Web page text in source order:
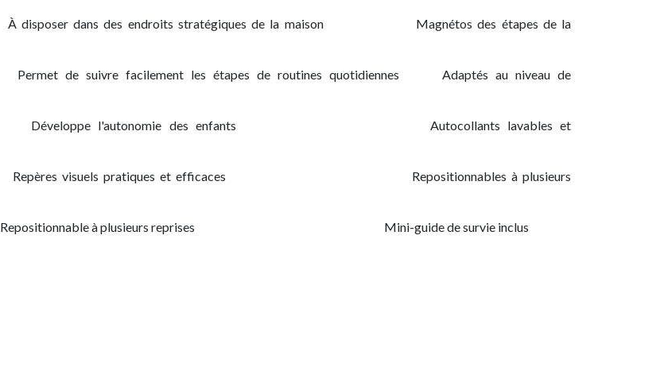
​À disposer dans des endroits stratégiques de la maison
​Magnétos des étapes de la
​Permet de suivre facilement les étapes de routines quotidiennes
​Adaptés au niveau de
​​Développe l'autonomie des enfants
​Autocollants lavables et
​Repères visuels pratiques et efficaces
​Repositionnables à plusieurs
​Repositionnable à plusieurs reprises ​Mini-guide de survie inclus